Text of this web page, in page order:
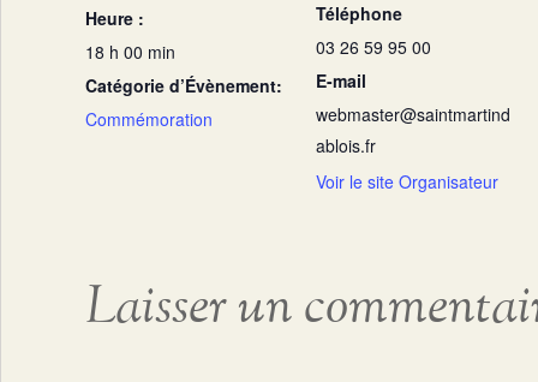
Heure :
18 h 00 min
Catégorie d’Évènement:
Commémoration
Téléphone
03 26 59 95 00
E-mail
webmaster@saintmartind
ablois.fr
Voir le site Organisateur
Laisser un